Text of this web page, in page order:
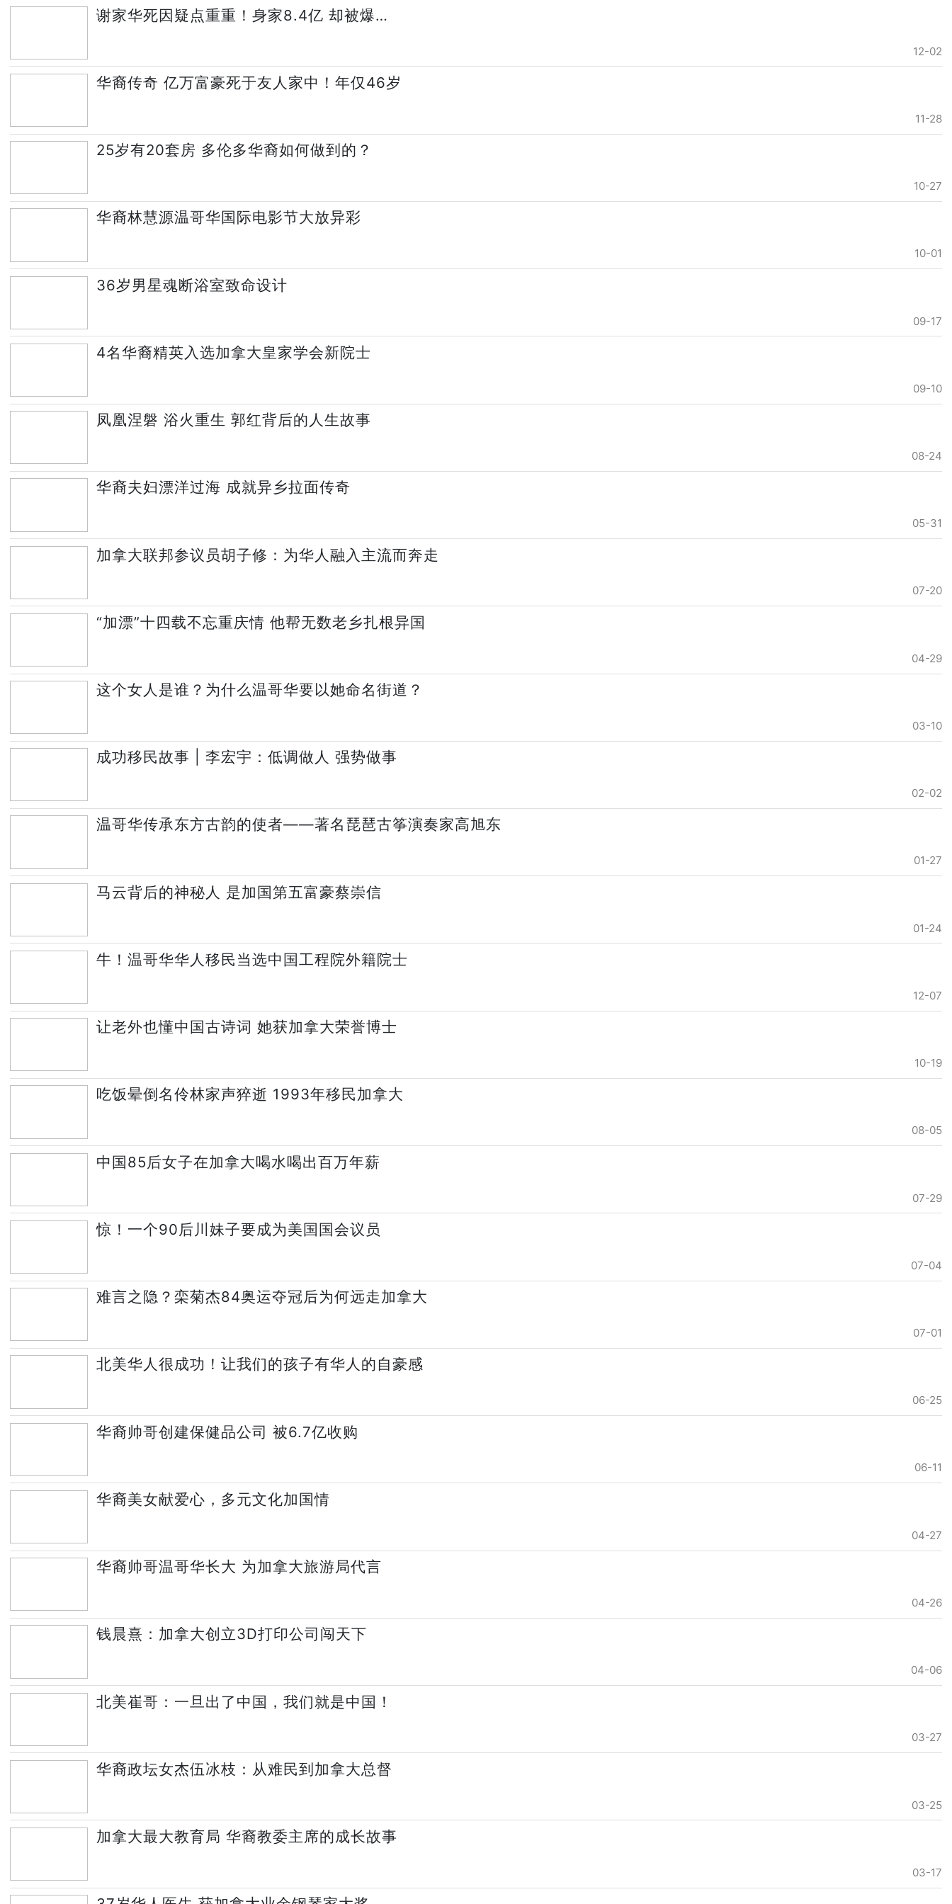
谢家华死因疑点重重！身家8.4亿 却被爆…
12-02
华裔传奇 亿万富豪死于友人家中！年仅46岁
11-28
25岁有20套房 多伦多华裔如何做到的？
10-27
华裔林慧源温哥华国际电影节大放异彩
10-01
36岁男星魂断浴室致命设计
09-17
4名华裔精英入选加拿大皇家学会新院士
09-10
凤凰涅磐 浴火重生 郭红背后的人生故事
08-24
华裔夫妇漂洋过海 成就异乡拉面传奇
05-31
加拿大联邦参议员胡子修：为华人融入主流而奔走
07-20
“加漂”十四载不忘重庆情 他帮无数老乡扎根异国
04-29
这个女人是谁？为什么温哥华要以她命名街道？
03-10
成功移民故事 | 李宏宇：低调做人 强势做事
02-02
温哥华传承东方古韵的使者——著名琵琶古筝演奏家高旭东
01-27
马云背后的神秘人 是加国第五富豪蔡崇信
01-24
牛！温哥华华人移民当选中国工程院外籍院士
12-07
让老外也懂中国古诗词 她获加拿大荣誉博士
10-19
吃饭晕倒名伶林家声猝逝 1993年移民加拿大
08-05
中国85后女子在加拿大喝水喝出百万年薪
07-29
惊！一个90后川妹子要成为美国国会议员
07-04
难言之隐？栾菊杰84奥运夺冠后为何远走加拿大
07-01
北美华人很成功！让我们的孩子有华人的自豪感
06-25
华裔帅哥创建保健品公司 被6.7亿收购
06-11
华裔美女献爱心，多元文化加国情
04-27
华裔帅哥温哥华长大 为加拿大旅游局代言
04-26
钱晨熹：加拿大创立3D打印公司闯天下
04-06
北美崔哥：一旦出了中国，我们就是中国！
03-27
华裔政坛女杰伍冰枝：从难民到加拿大总督
03-25
加拿大最大教育局 华裔教委主席的成长故事
03-17